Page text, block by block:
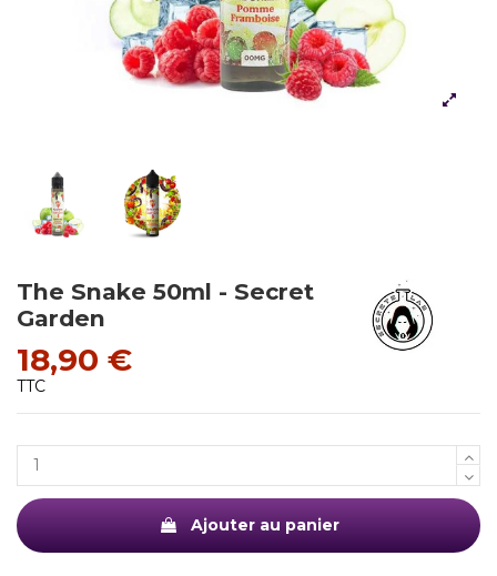
The Snake 50ml - Secret
Garden
18,90 €
TTC
Ajouter au panier